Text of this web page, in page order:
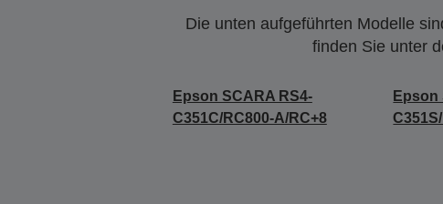
Die unten aufgeführten Modelle
finden Sie unter
Epson SCARA RS4-
C351C/RC800-A/RC+8
Epson